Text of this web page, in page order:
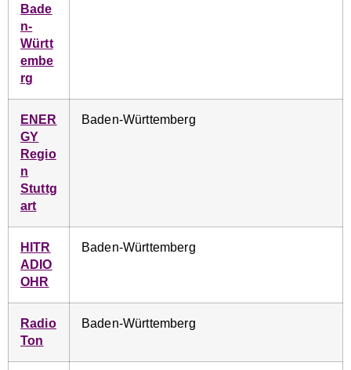
Bade
n-
Württ
embe
rg
ENER
GY
Regio
n
Stuttg
art
Baden-Württemberg
HITR
ADIO
OHR
Baden-Württemberg
Radio
Ton
Baden-Württemberg